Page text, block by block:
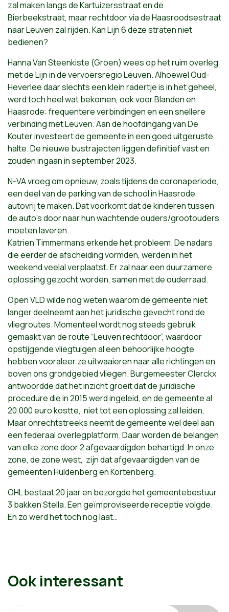
zal maken langs de Kartuizersstraat en de
Bierbeekstraat, maar rechtdoor via de Haasroodsestraat
naar Leuven zal rijden. Kan Lijn 6 deze straten niet
bedienen?
Hanna Van Steenkiste (Groen) wees op het ruim overleg
met de Lijn in de vervoersregio Leuven. Alhoewel Oud-
Heverlee daar slechts een klein radertje is in het geheel,
werd toch heel wat bekomen, ook voor Blanden en
Haasrode: frequentere verbindingen en een snellere
verbinding met Leuven. Aan de hoofdingang van De
Kouter investeert de gemeente in een goed uitgeruste
halte. De nieuwe bustrajecten liggen definitief vast en
zouden ingaan in september 2023.
N-VA vroeg om opnieuw, zoals tijdens de coronaperiode,
een deel van de parking van de school in Haasrode
autovrij te maken. Dat voorkomt dat de kinderen tussen
de auto’s door naar hun wachtende ouders/grootouders
moeten laveren.
Katrien Timmermans erkende het probleem. De nadars
die eerder de afscheiding vormden, werden in het
weekend veelal verplaatst. Er zal naar een duurzamere
oplossing gezocht worden, samen met de ouderraad.
Open VLD wilde nog weten waarom de gemeente niet
langer deelneemt aan het juridische gevecht rond de
vliegroutes. Momenteel wordt nog steeds gebruik
gemaakt van de route “Leuven rechtdoor”, waardoor
opstijgende vliegtuigen al een behoorlijke hoogte
hebben vooraleer ze uitwaaieren naar alle richtingen en
boven ons grondgebied vliegen. Burgemeester Clerckx
antwoordde dat het inzicht groeit dat de juridische
procedure die in 2015 werd ingeleid, en de gemeente al
20.000 euro kostte, niet tot een oplossing zal leiden.
Maar onrechtstreeks neemt de gemeente wel deel aan
een federaal overlegplatform. Daar worden de belangen
van elke zone door 2 afgevaardigden behartigd. In onze
zone, de zone west, zijn dat afgevaardigden van de
gemeenten Huldenberg en Kortenberg.
OHL bestaat 20 jaar en bezorgde het gemeentebestuur
3 bakken Stella. Een geïmproviseerde receptie volgde.
En zo werd het toch nog laat…
Ook interessant